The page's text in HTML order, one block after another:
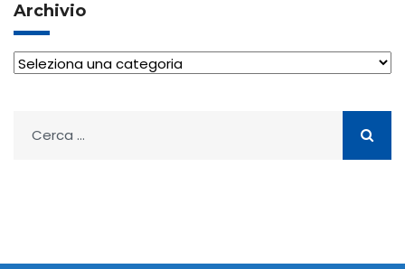
Archivio
Archivio
per: